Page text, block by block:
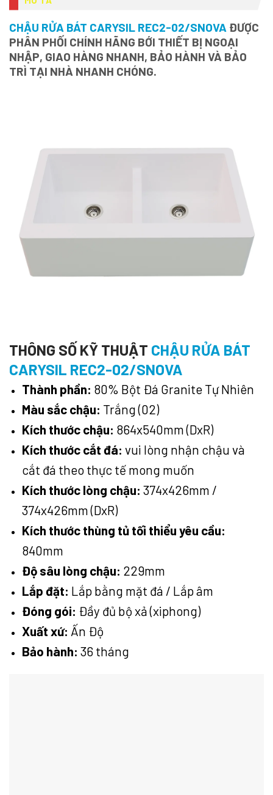
CHẬU RỬA BÁT CARYSIL REC2-02/SNOVA ĐƯỢC
PHÂN PHỐI CHÍNH HÃNG BỚI THIẾT BỊ NGOẠI
NHẬP, GIAO HÀNG NHANH, BẢO HÀNH VÀ BẢO
TRÌ TẠI NHÀ NHANH CHÓNG.
THÔNG SỐ KỸ THUẬT CHẬU RỬA BÁT
CARYSIL REC2-02/SNOVA
Thành phần: 80% Bột Đá Granite Tự Nhiên
Màu sắc chậu: Trắng (02)
Kích thước chậu: 864x540mm (DxR)
Kích thước cắt đá: vui lòng nhận chậu và
cắt đá theo thực tế mong muốn
Kích thước lòng chậu: 374x426mm /
374x426mm (DxR)
Kích thước thùng tủ tối thiểu yêu cầu:
840mm
Độ sâu lòng chậu: 229mm
Lắp đặt: Lắp bằng mặt đá / Lắp âm
Đóng gói: Đầy đủ bộ xả (xiphong)
Xuất xứ: Ấn Độ
Bảo hành: 36 tháng